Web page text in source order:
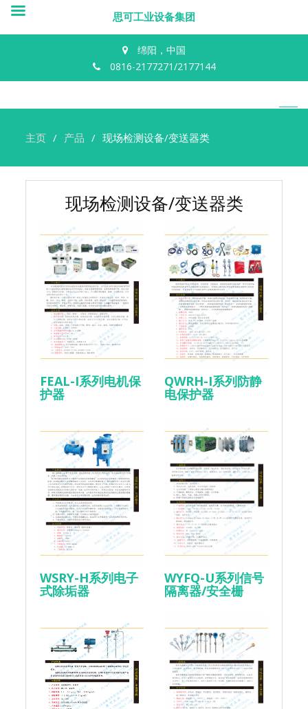
绵阳，中国
0816-2177271/2177144
主页 产品 现场检测设备/变送器类
现场检测设备/变送器类
FEAL-I系列电机保
护器
QWRH-I系列防静
电保护器
WSRY-H系列电子
式除垢器
WYFQ-U系列信号
隔离器/安全栅
思可工业设备集团